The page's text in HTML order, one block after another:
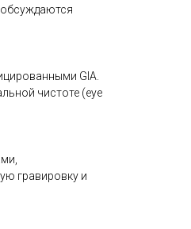
обсуждаются
GIA.
чистоте (eye
гравировку и